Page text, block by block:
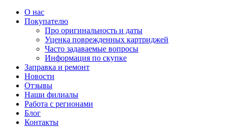
О нас
Покупателю
Про оригинальность и даты
Уценка поврежденных картриджей
Часто задаваемые вопросы
Информация по скупке
Заправка и ремонт
Новости
Отзывы
Наши филиалы
Работа с регионами
Блог
Контакты